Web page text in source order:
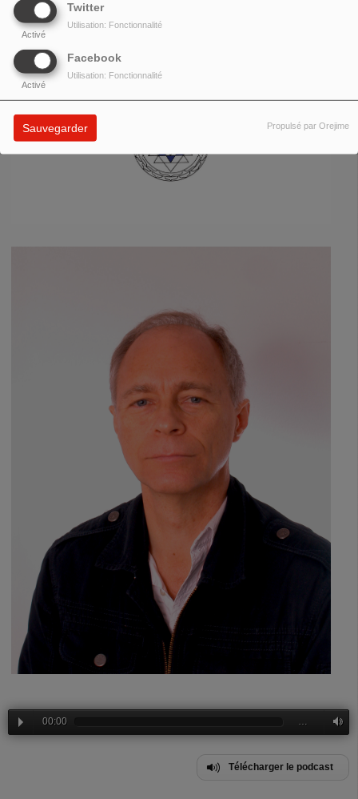
Twitter
Activé
Utilisation: Fonctionnalité
Facebook
Activé
Utilisation: Fonctionnalité
Sauvegarder Propulsé par Orejime
00:00
Télécharger le podcast